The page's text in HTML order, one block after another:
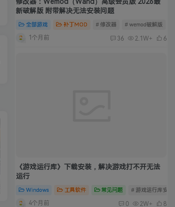
修改器：Wemod（Wand）高级会员版 2026最新破解版 附带解决无法安装问题
修改器：Wemod（Wand）高级会员版 2026最
新破解版 附带解决无法安装问题
全部游戏 补丁MOD # 修改器 # wemod破解版
1个月前 36 2.1W+ 6
《游戏运行库》下载安装，解决游戏打不开无法
运行
Windows 工具软件 常见问题 # 游戏运行库安装
4个月前 0 2W+ 8